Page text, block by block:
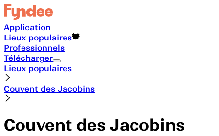
Application
Lieux populaires
Professionnels
Télécharger
Lieux populaires
Couvent des Jacobins
Couvent des Jacobins